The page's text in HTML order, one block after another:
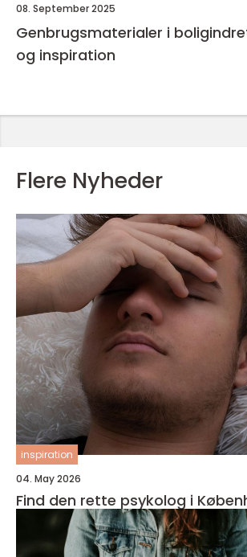
08. September 2025
Genbrugsmaterialer i
og inspiration
Flere Nyheder
inspiration
04. May 2026
Find den rette psykolog i